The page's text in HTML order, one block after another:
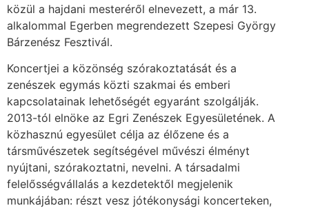
közül a hajdani mesteréről elnevezett, a már 13.
alkalommal Egerben megrendezett Szepesi György
Bárzenész Fesztivál.
Koncertjei a közönség szórakoztatását és a
zenészek egymás közti szakmai és emberi
kapcsolatainak lehetőségét egyaránt szolgálják.
2013-tól elnöke az Egri Zenészek Egyesületének. A
közhasznú egyesület célja az élőzene és a
társművészetek segítségével művészi élményt
nyújtani, szórakoztatni, nevelni. A társadalmi
felelősségvállalás a kezdetektől megjelenik
munkájában: részt vesz jótékonysági koncerteken,